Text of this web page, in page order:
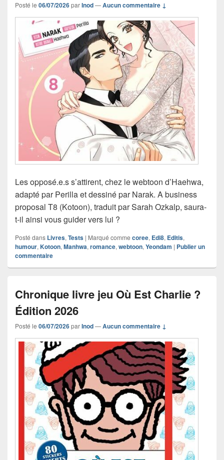
Posté le 06/07/2026parInod—Aucun commentaire ↓
Les opposé.e.s s’attirent, chez le webtoon d’Haehwa,
adapté par Perilla et dessiné par Narak. A business
proposal T8 (Kotoon), traduit par Sarah Ozkalp, saura-
t-il ainsi vous guider vers lui ?
Posté dans Livres, Tests | Marqué comme coree, Edi8, Editis,
humour, Kotoon, Manhwa, romance, webtoon, Yeondam | Publier un
commentaire
Chronique livre jeu Où Est Charlie ?
Édition 2026
Posté le 06/07/2026parInod—Aucun commentaire ↓